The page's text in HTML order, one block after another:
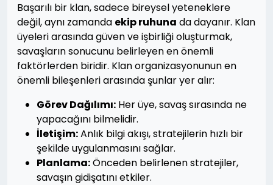
Başarılı bir klan, sadece bireysel yeteneklere
değil, aynı zamanda ekip ruhuna da dayanır. Klan
üyeleri arasında güven ve işbirliği oluşturmak,
savaşların sonucunu belirleyen en önemli
faktörlerden biridir. Klan organizasyonunun en
önemli bileşenleri arasında şunlar yer alır:
Görev Dağılımı: Her üye, savaş sırasında ne
yapacağını bilmelidir.
İletişim:Anlık bilgi akışı, stratejilerin hızlı bir
şekilde uygulanmasını sağlar.
Planlama:Önceden belirlenen stratejiler,
savaşın gidişatını etkiler.